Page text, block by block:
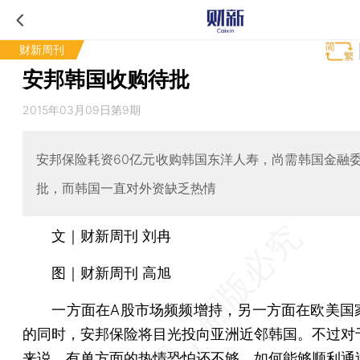
财新周刊
安邦韩国收购待批
2015年03月09日第9期
安邦保险耗资60亿元收购韩国东洋人寿，尚需韩国金融
批，而韩国一直对外资缺乏热情
文｜财新周刊 刘冉
图｜财新周刊 高旭
一方面在A股市场频频增持，另一方面在欧美国
的同时，安邦保险将目光投向亚洲近邻韩国。不过对